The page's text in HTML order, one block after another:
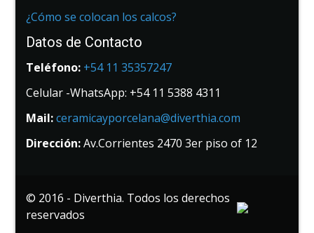
¿Cómo se colocan los calcos?
Datos de Contacto
Teléfono: +54 11 35357247
Celular -WhatsApp: +54 11 5388 4311
Mail:ceramicayporcelana@diverthia.com
Dirección:Av.Corrientes 2470 3er piso of 12
© 2016 - Diverthia. Todos los derechos
reservados